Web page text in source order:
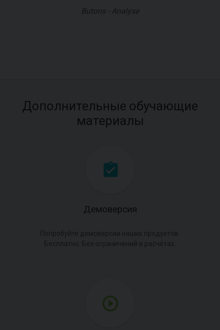
Butons - Analyse
Дополнительные обучающие
материалы
Демоверсия